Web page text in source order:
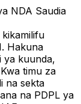
NDA Saudia
Hakuna
ya kuunda,
timu za
na sekta
na PDPL ya